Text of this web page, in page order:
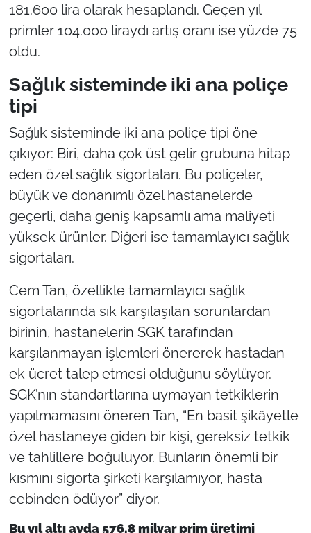
181.600 lira olarak hesaplandı. Geçen yıl
primler 104.000 liraydı artış oranı ise yüzde 75
oldu.
Sağlık sisteminde iki ana poliçe
tipi
Sağlık sisteminde iki ana poliçe tipi öne
çıkıyor: Biri, daha çok üst gelir grubuna hitap
eden özel sağlık sigortaları. Bu poliçeler,
büyük ve donanımlı özel hastanelerde
geçerli, daha geniş kapsamlı ama maliyeti
yüksek ürünler. Diğeri ise tamamlayıcı sağlık
sigortaları.
Cem Tan, özellikle tamamlayıcı sağlık
sigortalarında sık karşılaşılan sorunlardan
birinin, hastanelerin SGK tarafından
karşılanmayan işlemleri önererek hastadan
ek ücret talep etmesi olduğunu söylüyor.
SGK’nın standartlarına uymayan tetkiklerin
yapılmamasını öneren Tan, “En basit şikâyetle
özel hastaneye giden bir kişi, gereksiz tetkik
ve tahlillere boğuluyor. Bunların önemli bir
kısmını sigorta şirketi karşılamıyor, hasta
cebinden ödüyor” diyor.
Bu yıl altı ayda 576.8 milyar prim üretimi